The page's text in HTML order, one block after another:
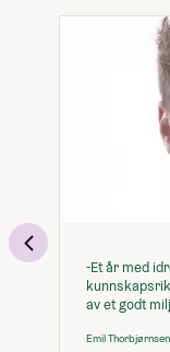
RÅSKINN:
EXPLORE
Handmade
Skolebevis
Studietur:
Mat (2
Linje B:
-Et år med
av et godt
Emil Thorbjørnsen